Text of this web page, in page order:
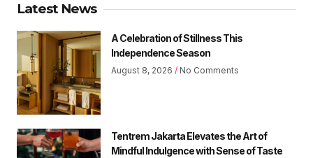
Latest News
A Celebration of Stillness This
Independence Season
August 8, 2026 No Comments
Tentrem Jakarta Elevates the Art of
Mindful Indulgence with Sense of Taste